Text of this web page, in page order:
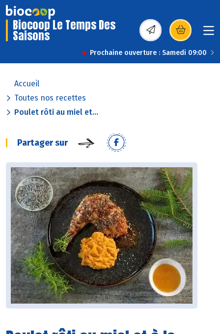
Biocoop Le Temps Des
Saisons (s’ouvre dans une
Prochaine ouverture : Samedi 09:00
Accueil
Toutes nos recettes
Poulet rôti au miel et...
Partager sur